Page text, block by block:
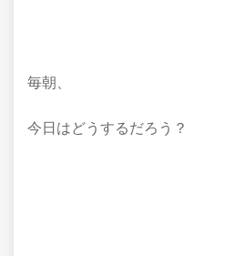
毎朝、
今日はどうするだろう？